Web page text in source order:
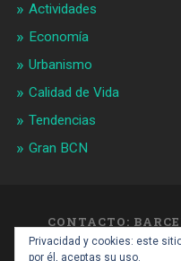
Actividades
Economía
Urbanismo
Calidad de Vida
Tendencias
Gran BCN
CONTACTO:
Privacidad y cookies: este
por él, aceptas su uso.